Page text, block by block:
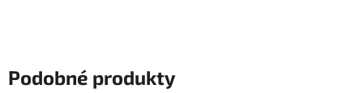
Podobné produkty